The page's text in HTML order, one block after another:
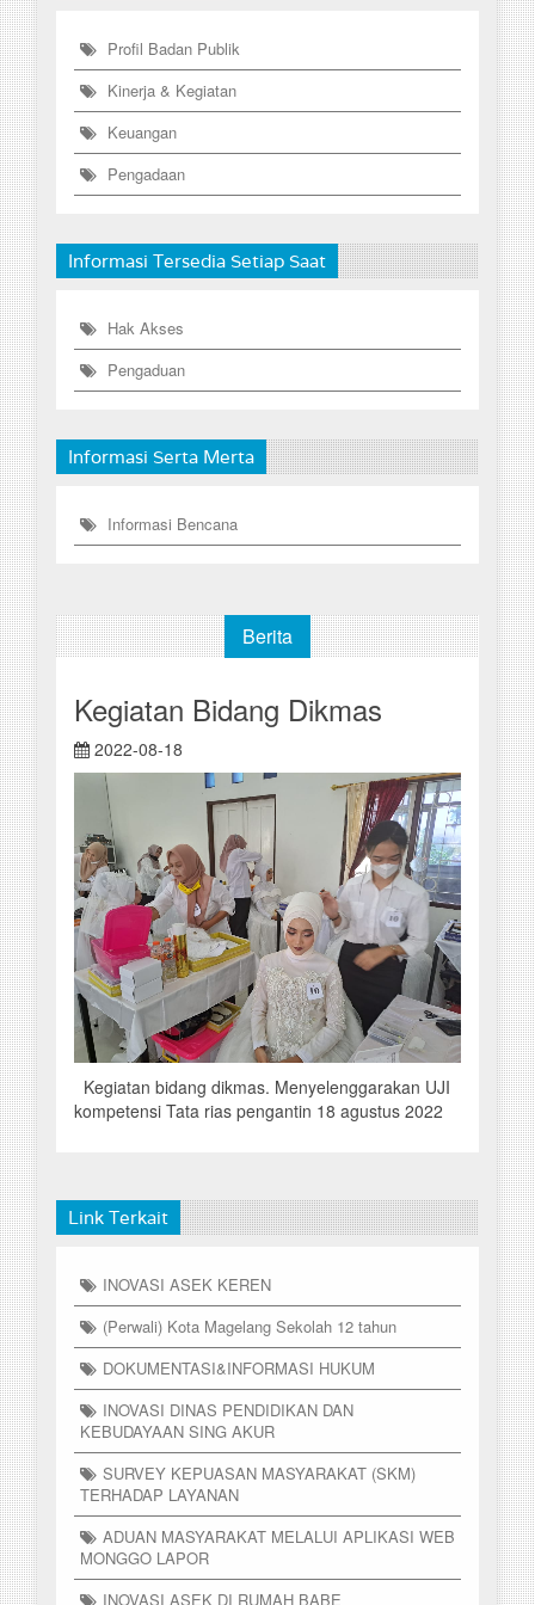
Profil Badan Publik
Kinerja & Kegiatan
Keuangan
Pengadaan
Informasi Tersedia Setiap Saat
Hak Akses
Pengaduan
Informasi Serta Merta
Informasi Bencana
Berita
Kegiatan Bidang Dikmas
2022-08-18
Kegiatan bidang dikmas. Menyelenggarakan UJI
kompetensi Tata rias pengantin 18 agustus 2022
Link Terkait
INOVASI ASEK KEREN
(Perwali) Kota Magelang Sekolah 12 tahun
DOKUMENTASI&INFORMASI HUKUM
INOVASI DINAS PENDIDIKAN DAN
KEBUDAYAAN SING AKUR
SURVEY KEPUASAN MASYARAKAT (SKM)
TERHADAP LAYANAN
ADUAN MASYARAKAT MELALUI APLIKASI WEB
MONGGO LAPOR
INOVASI ASEK DI RUMAH BABE